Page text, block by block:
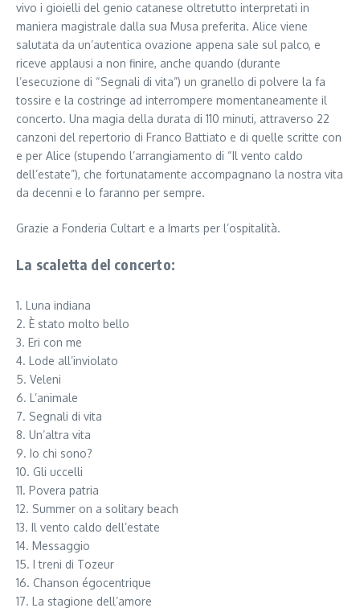
vivo i gioielli del genio catanese oltretutto interpretati in
maniera magistrale dalla sua Musa preferita. Alice viene
salutata da un’autentica ovazione appena sale sul palco, e
riceve applausi a non finire, anche quando (durante
l’esecuzione di “Segnali di vita”) un granello di polvere la fa
tossire e la costringe ad interrompere momentaneamente il
concerto. Una magia della durata di 110 minuti, attraverso 22
canzoni del repertorio di Franco Battiato e di quelle scritte con
e per Alice (stupendo l’arrangiamento di “Il vento caldo
dell’estate”), che fortunatamente accompagnano la nostra vita
da decenni e lo faranno per sempre.
Grazie a Fonderia Cultart e a Imarts per l’ospitalità.
La scaletta del concerto:
1. Luna indiana
2. È stato molto bello
3. Eri con me
4. Lode all’inviolato
5. Veleni
6. L’animale
7. Segnali di vita
8. Un’altra vita
9. Io chi sono?
10. Gli uccelli
11. Povera patria
12. Summer on a solitary beach
13. Il vento caldo dell’estate
14. Messaggio
15. I treni di Tozeur
16. Chanson égocentrique
17. La stagione dell’amore